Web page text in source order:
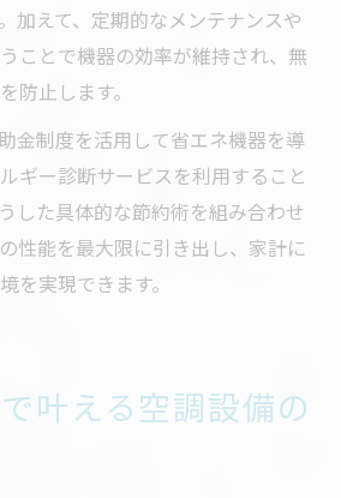
加えて、定期的なメンテナンスや
ことで機器の効率が維持され、無
防止します。
金制度を活用して省エネ機器を導
ギー診断サービスを利用すること
した具体的な節約術を組み合わせ
性能を最大限に引き出し、家計に
を実現できます。
叶える空調設備の